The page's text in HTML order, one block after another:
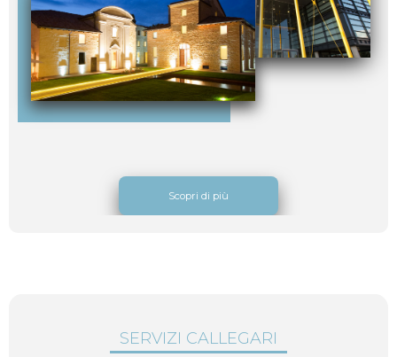
Scopri di più
SERVIZI CALLEGARI